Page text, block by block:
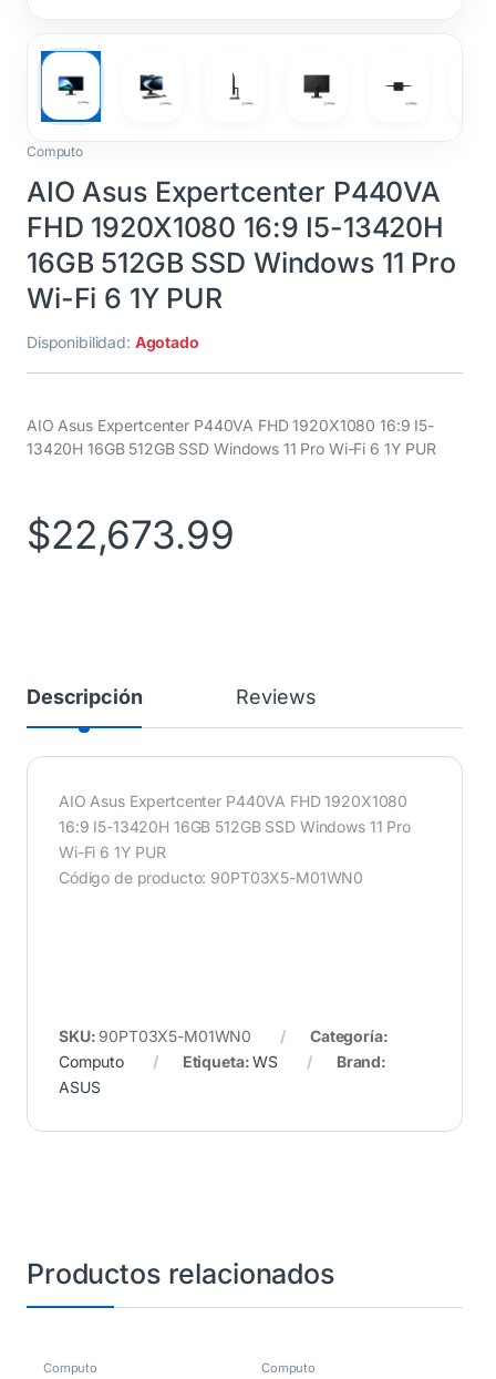
Computo
AIO Asus Expertcenter P440VA
FHD 1920X1080 16:9 I5-13420H
16GB 512GB SSD Windows 11 Pro
Wi-Fi 6 1Y PUR
Disponibilidad: Agotado
AIO Asus Expertcenter P440VA FHD 1920X1080 16:9 I5-
13420H 16GB 512GB SSD Windows 11 Pro Wi-Fi 6 1Y PUR
$22,673.99
Descripción Reviews
AIO Asus Expertcenter P440VA FHD 1920X1080
16:9 I5-13420H 16GB 512GB SSD Windows 11 Pro
Wi-Fi 6 1Y PUR
Código de producto: 90PT03X5-M01WN0
SKU: 90PT03X5-M01WN0
Categoría:
Computo
Etiqueta:WS
Brand:
ASUS
Productos relacionados
Computo Computo